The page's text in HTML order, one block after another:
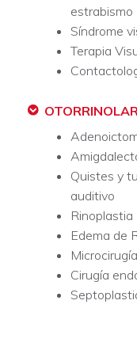
estrabismo
Síndrome
Terapia
Quistes y
auditivo
Rinoplastia
Edema de
Cirugía